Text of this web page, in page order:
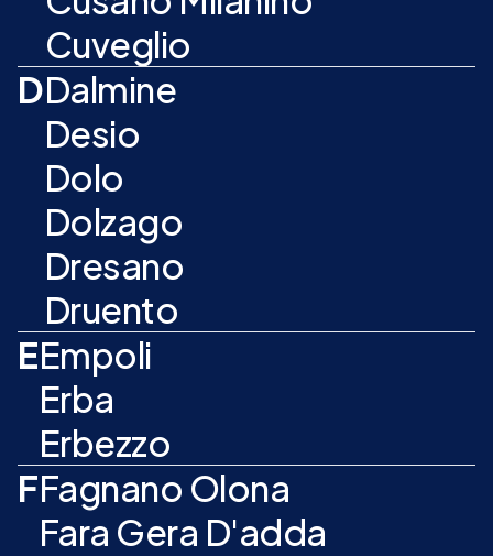
Cuveglio
DDalmine
Desio
Dolo
Dolzago
Dresano
Druento
EEmpoli
Erba
Erbezzo
FFagnano Olona
Fara Gera D'adda